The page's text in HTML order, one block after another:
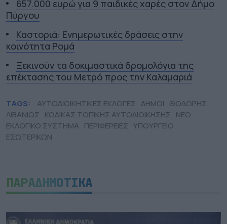
657.000 ευρώ για 9 παιδικές χαρές στον Δήμο
Πύργου
Καστοριά: Ενημερωτικές δράσεις στην
κοινότητα Ρομά
Ξεκινούν τα δοκιμαστικά δρομολόγια της
επέκτασης του Μετρό προς την Καλαμαριά
TAGS: ΑΥΤΟΔΙΟΙΚΗΤΙΚΕΣ ΕΚΛΟΓΕΣ ΔΗΜΟΙ ΘΟΔΩΡΗΣ
ΛΙΒΑΝΙΟΣ ΚΩΔΙΚΑΣ ΤΟΠΙΚΗΣ ΑΥΤΟΔΙΟΙΚΗΣΗΣ ΝΕΟ
ΕΚΛΟΓΙΚΟ ΣΥΣΤΗΜΑ ΠΕΡΙΦΕΡΕΙΕΣ ΥΠΟΥΡΓΕΙΟ
ΕΣΩΤΕΡΙΚΩΝ
ΠΑΡΑΔΗΜΟΤΙΚΑ